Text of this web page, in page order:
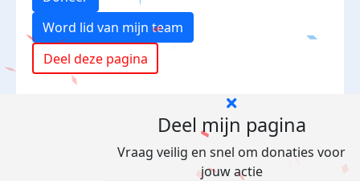
Word lid van mijn team
Deel deze pagina
Deel mijn pagina
Vraag veilig en snel om donaties voor
jouw actie